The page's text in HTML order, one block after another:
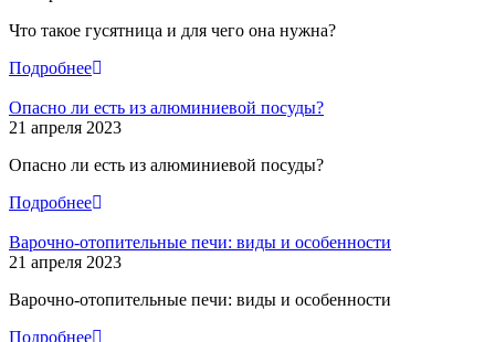
Что такое гусятница и для чего она нужна?
Подробнее
Опасно ли есть из алюминиевой посуды?
21 апреля 2023
Опасно ли есть из алюминиевой посуды?
Подробнее
Варочно-отопительные печи: виды и особенности
21 апреля 2023
Варочно-отопительные печи: виды и особенности
Подробнее